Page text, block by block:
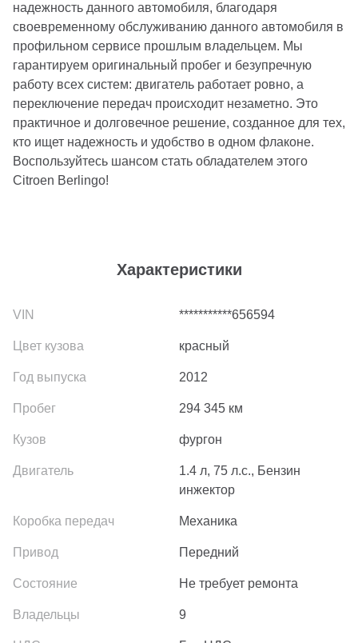
Характеристики
***********656594
красный
2012
294 345 км
фургон
1.4 л, 75 л.с., Бензин
инжектор
Механика
Передний
Не требует ремонта
9
надежность данного автомобиля, благодаря
своевременному обслуживанию данного автомобиля в
профильном сервисе прошлым владельцем. Мы
гарантируем оригинальный пробег и безупречную
работу всех систем: двигатель работает ровно, а
переключение передач происходит незаметно. Это
практичное и долговечное решение, созданное для тех,
кто ищет надежность и удобство в одном флаконе.
Воспользуйтесь шансом стать обладателем этого
Citroen Berlingo!